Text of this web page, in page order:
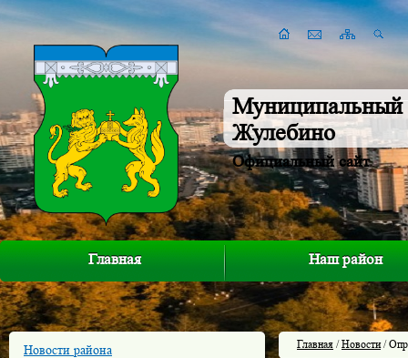
Муниципальный
Жулебино
Официальный сайт
Главная Наш район
Новости района
Главная /Новости/